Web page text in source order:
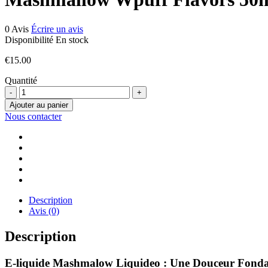
0 Avis Écrire un avis
Disponibilité En stock
€15.00
Quantité
quantité
de
Mashmallow
Wpuff
Flavors
50ml
Ajouter au panier
Nous contacter
Description
Avis (0)
Description
E-liquide Mashmalow Liquideo : Une Douceur